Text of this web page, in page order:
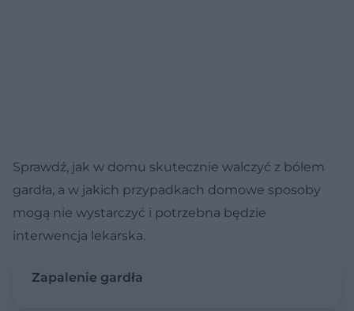
Sprawdź, jak w domu skutecznie walczyć z bólem
gardła, a w jakich przypadkach domowe sposoby
mogą nie wystarczyć i potrzebna będzie
interwencja lekarska.
Zapalenie gardła